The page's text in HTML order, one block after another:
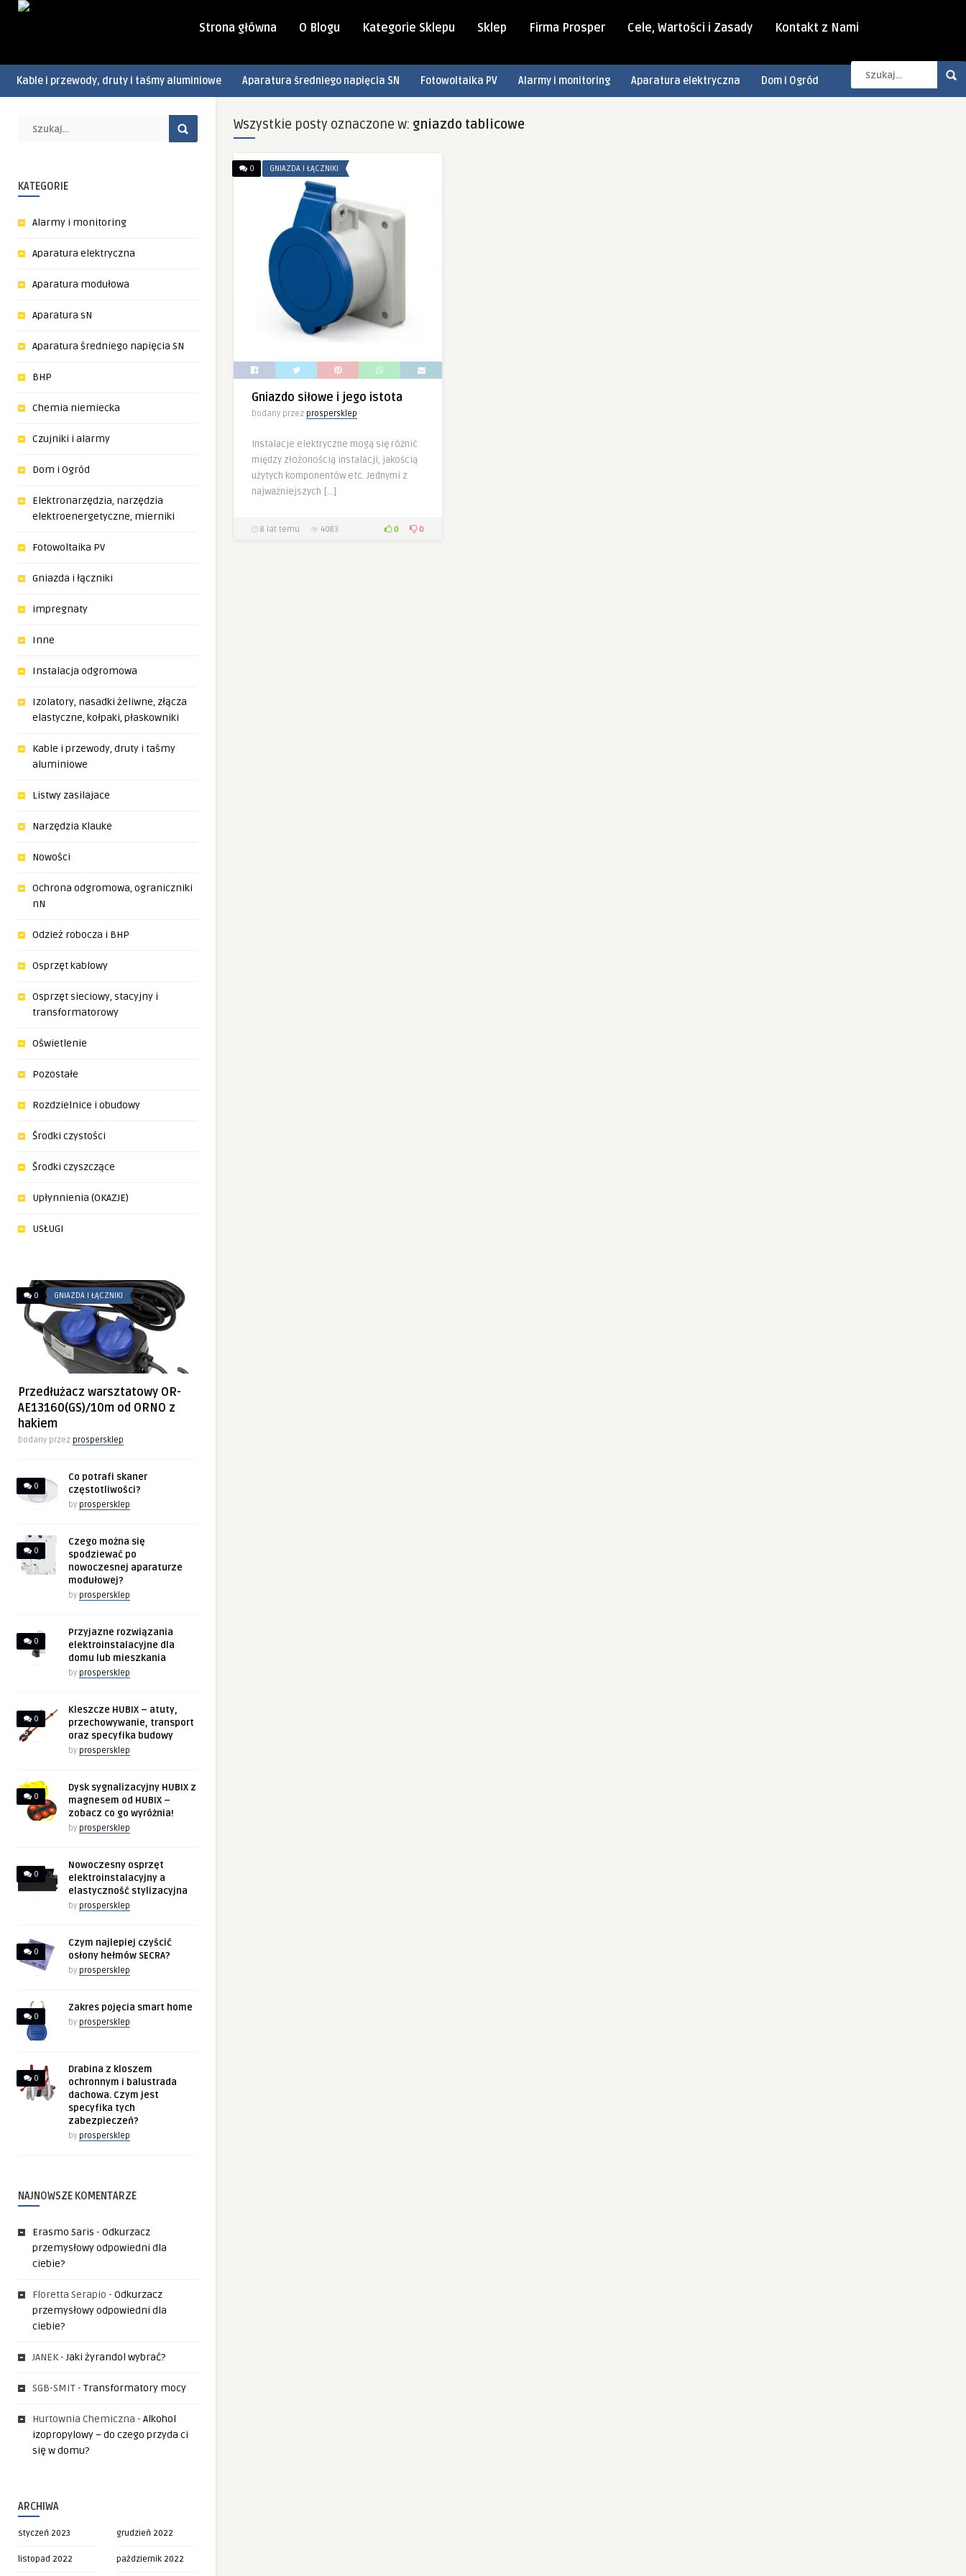
Strona główna O Blogu Kategorie Sklepu Sklep Firma Prosper Cele, Wartości i Zasady Kontakt z Nami
Kable i przewody, druty i taśmy aluminiowe Aparatura średniego napięcia SN Fotowoltaika PV Alarmy i monitoring Aparatura elektryczna Dom i Ogród
KATEGORIE
Alarmy i monitoring
Aparatura elektryczna
Aparatura modułowa
Aparatura sN
Aparatura średniego napięcia SN
BHP
Chemia niemiecka
Czujniki i alarmy
Dom i Ogród
Elektronarzędzia, narzędzia
elektroenergetyczne, mierniki
Fotowoltaika PV
Gniazda i łączniki
impregnaty
Inne
Instalacja odgromowa
Izolatory, nasadki żeliwne, złącza
elastyczne, kołpaki, płaskowniki
Kable i przewody, druty i taśmy
aluminiowe
Listwy zasilajace
Narzędzia Klauke
Nowości
Ochrona odgromowa, ograniczniki
nN
Odzież robocza i BHP
Osprzęt kablowy
Osprzęt sieciowy, stacyjny i
transformatorowy
Oświetlenie
Pozostałe
Rozdzielnice i obudowy
Środki czystości
Środki czyszczące
Upłynnienia (OKAZJE)
USŁUGI
0 GNIAZDA I ŁĄCZNIKI
Przedłużacz warsztatowy OR-
AE13160(GS)/10m od ORNO z
hakiem
Dodany przez prospersklep
0
Co potrafi skaner
częstotliwości?
by prospersklep
0
Czego można się
spodziewać po
nowoczesnej aparaturze
modułowej?
by prospersklep
0
Przyjazne rozwiązania
elektroinstalacyjne dla
domu lub mieszkania
by prospersklep
0
Kleszcze HUBIX – atuty,
przechowywanie, transport
oraz specyfika budowy
by prospersklep
0
Dysk sygnalizacyjny HUBIX z
magnesem od HUBIX –
zobacz co go wyróżnia!
by prospersklep
0
Nowoczesny osprzęt
elektroinstalacyjny a
elastyczność stylizacyjna
by prospersklep
0
Czym najlepiej czyścić
osłony hełmów SECRA?
by prospersklep
0
Zakres pojęcia smart home
by prospersklep
0
Drabina z kloszem
ochronnym i balustrada
dachowa. Czym jest
specyfika tych
zabezpieczeń?
by prospersklep
NAJNOWSZE KOMENTARZE
Erasmo Saris - Odkurzacz
przemysłowy odpowiedni dla
ciebie?
Floretta Serapio - Odkurzacz
przemysłowy odpowiedni dla
ciebie?
JANEK-Jaki żyrandol wybrać?
SGB-SMIT- Transformatory mocy
Hurtownia Chemiczna - Alkohol
izopropylowy – do czego przyda ci
się w domu?
ARCHIWA
styczeń 2023 grudzień 2022
listopad 2022 październik 2022
Wszystkie posty oznaczone w: gniazdo tablicowe
0 GNIAZDA I ŁĄCZNIKI
Gniazdo siłowe i jego istota
Dodany przez prospersklep
Instalacje elektryczne mogą się różnić
między złożonością instalacji, jakością
użytych komponentów etc. Jednymi z
najważniejszych […]
8 lat temu 4083 0 0